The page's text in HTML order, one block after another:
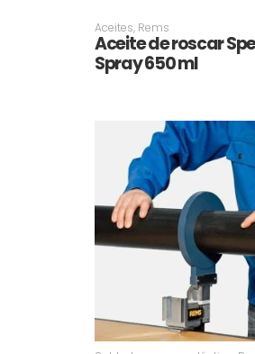
Aceites, Rems
Aceite de roscar
Spray 650 ml